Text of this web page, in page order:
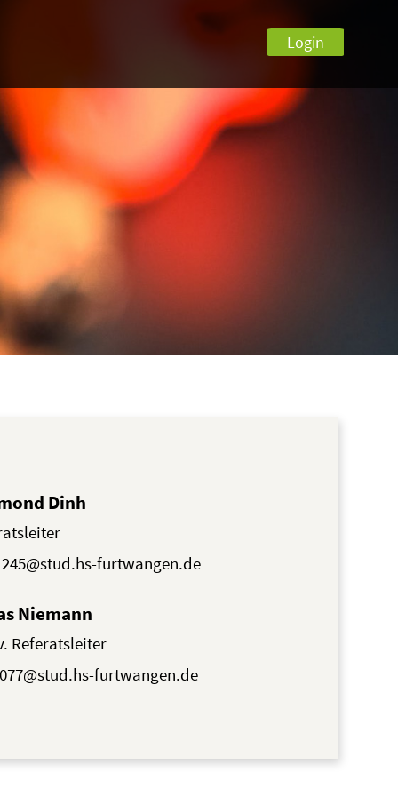
Login
Dinh
furtwangen.de
Niemann
Referatsleiter
furtwangen.de